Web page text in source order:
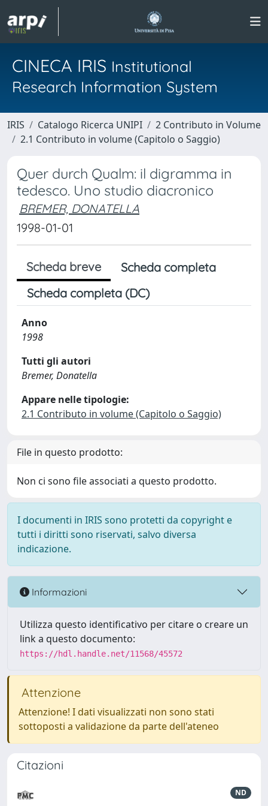
CINECA IRIS Institutional
Research Information System
IRIS Catalogo Ricerca UNIPI
2 Contributo in Volume
2.1 Contributo in volume (Capitolo o Saggio)
Quer durch Qualm: il digramma in
tedesco. Uno studio diacronico
BREMER, DONATELLA
1998-01-01
Scheda breve
Scheda completa
Scheda completa (DC)
Anno
1998
Tutti gli autori
Bremer, Donatella
Appare nelle tipologie:
2.1 Contributo in volume (Capitolo o Saggio)
File in questo prodotto:
Non ci sono file associati a questo prodotto.
I documenti in IRIS sono protetti da copyright e
tutti i diritti sono riservati, salvo diversa
indicazione.
Informazioni
Utilizza questo identificativo per citare o creare un
link a questo documento:
https://hdl.handle.net/11568/45572
Attenzione
Attenzione! I dati visualizzati non sono stati
sottoposti a validazione da parte dell'ateneo
Citazioni
ND